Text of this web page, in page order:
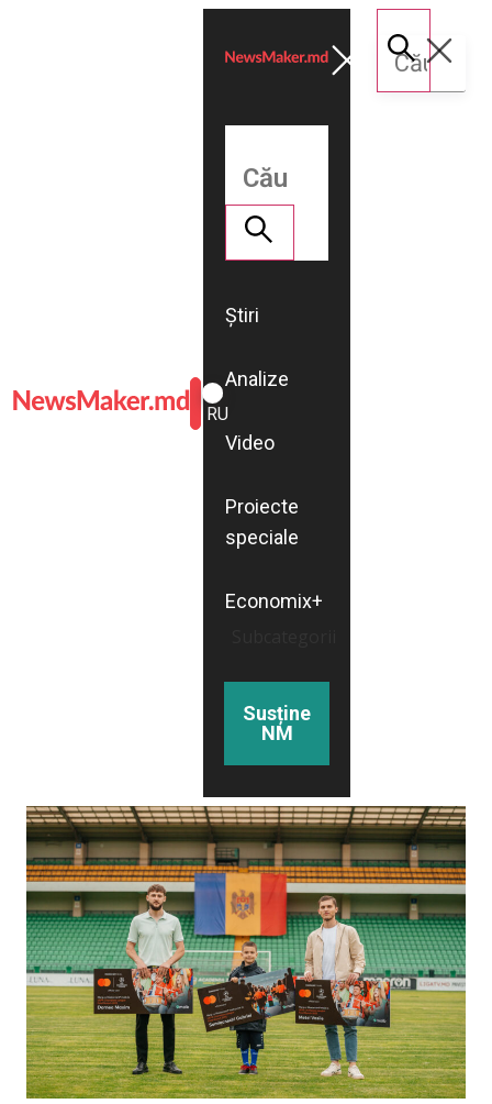
ROMÂNĂ
RU
Știri
Analize
Video
Proiecte
speciale
Economix+
Susține
NM